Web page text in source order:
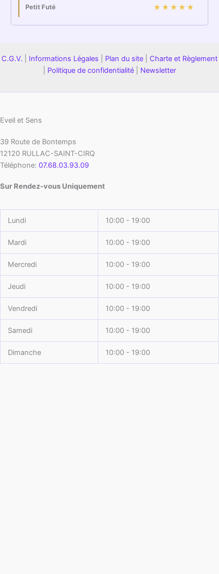
Petit Futé ★★★★★
C.G.V. Informations Légales Plan du site
Charte et Règlement
Politique de confidentialité Newsletter
Eveil et Sens
39 Route de Bontemps
12120 RULLAC-SAINT-CIRQ
Téléphone: 07.68.03.93.09
Sur Rendez-vous Uniquement
Lundi 10:00 - 19:00
Mardi 10:00 - 19:00
Mercredi 10:00 - 19:00
Jeudi 10:00 - 19:00
Vendredi 10:00 - 19:00
Samedi 10:00 - 19:00
Dimanche 10:00 - 19:00